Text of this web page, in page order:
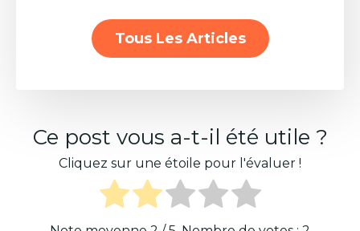
Tous Les Articles
Ce post vous a-t-il été utile ?
Cliquez sur une étoile pour l'évaluer !